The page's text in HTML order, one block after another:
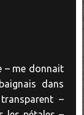
– me donnait
dans
–